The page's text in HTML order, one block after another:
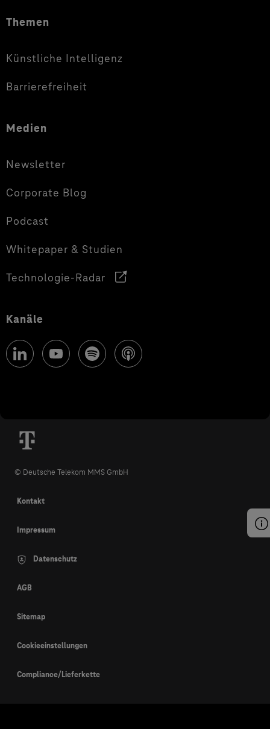
Themen
Künstliche Intelligenz
Barrierefreiheit
Medien
Newsletter
Corporate Blog
Podcast
Whitepaper & Studien
Technologie-Radar
Kanäle
© Deutsche Telekom MMS GmbH
Kontakt
Impressum
Datenschutz
AGB
Sitemap
Cookieeinstellungen
Compliance/Lieferkette